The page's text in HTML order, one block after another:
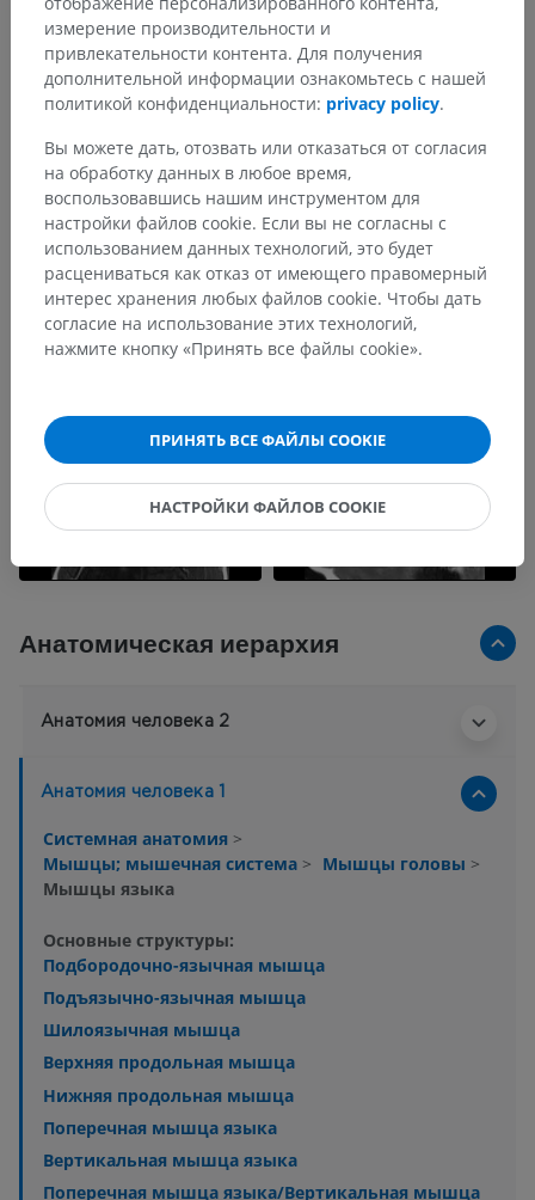
Галерея
Анатомическая иерархия
Анатомия человека 2
Анатомия человека 1
Системная анатомия >
Мышцы; мышечная система > Мышцы головы >
Мышцы языка
Основные структуры:
Подбородочно-язычная мышца
Подъязычно-язычная мышца
Шилоязычная мышца
Верхняя продольная мышца
Нижняя продольная мышца
Поперечная мышца языка
Вертикальная мышца языка
Поперечная мышца языка/Вертикальная мышца
измерение производительности и
привлекательности контента. Для получения
дополнительной информации ознакомьтесь с нашей
политикой конфиденциальности: privacy policy.
Вы можете дать, отозвать или отказаться от согласия
на обработку данных в любое время,
воспользовавшись нашим инструментом для
настройки файлов cookie. Если вы не согласны с
использованием данных технологий, это будет
расцениваться как отказ от имеющего правомерный
интерес хранения любых файлов cookie. Чтобы дать
согласие на использование этих технологий,
нажмите кнопку «Принять все файлы cookie».
ПРИНЯТЬ ВСЕ ФАЙЛЫ COOKIE
НАСТРОЙКИ ФАЙЛОВ COOKIE